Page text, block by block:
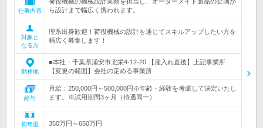
仕事内容
ら設計まで幅広く携われます。
対象と
なる方
理系出身歓迎！荷役機械の設計を通じてスキルアップしたい方を
幅広く募集します！
勤務地
■本社：千葉県浦安市北栄4-12-20 【雇入れ直後】上記事業所
【変更の範囲】会社の定める事業所
給与
月給：250,000円～500,000円※年齢・経験を考慮して決定いたし
ます。※試用期間3ヶ月（待遇同一）
初年度
350万円～650万円